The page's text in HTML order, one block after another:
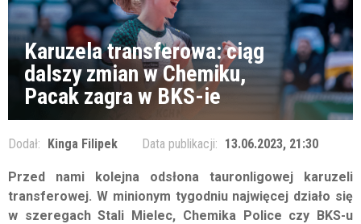
Karuzela transferowa: ciąg
dalszy zmian w Chemiku,
Pacak zagra w BKS-ie
Dodał: Kinga Filipek Data publikacji: 13.06.2023, 21:30
Przed nami kolejna odsłona tauronligowej karuzeli
transferowej. W minionym tygodniu najwięcej działo się
w szeregach Stali Mielec, Chemika Police czy BKS-u